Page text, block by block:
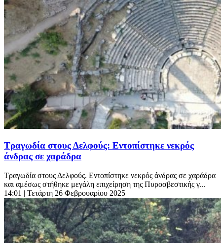
Τραγωδία στους Δελφούς: Εντοπίστηκε νεκρός
άνδρας σε χαράδρα
Τραγωδία στους Δελφούς. Εντοπίστηκε νεκρός άνδρας σε χαράδρα
και αμέσως στήθηκε μεγάλη επιχείρηση της Πυροσβεστικής γ...
14:01 | Τετάρτη 26 Φεβρουαρίου 2025